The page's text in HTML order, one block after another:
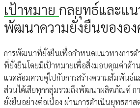
เป้าหมาย กลยุทธ์และแน
พัฒนาความยั่งยืนขององ
การพัฒนาที่ยั่งยืนเพื่อกําหนดแนวทางการ
ที่ยั่งยืนโดยมีเป้าหมายเพื่อสิ่งมอบคุณค่าด้า
แวดล้อมควบคู่ไปกับการสร้างความสัมพันธ์
ส่วนได้เสียทุกกลุ่มรวมถึงพัฒนาผลิตภัณฑ์ ก
ยั่งยืนอย่างต่อเนื่อง ผ่านการดําเนินยุทธศา